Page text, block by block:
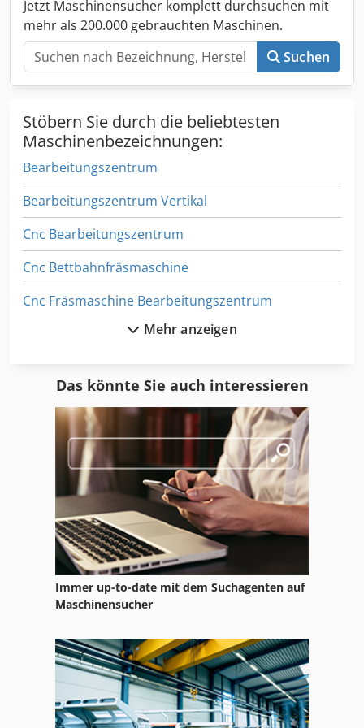
Der Lieferumfang ist nicht den Bildern sondern dem
Beschreibungstext zu entnehmen.
Jetzt Maschinensucher komplett durchsuchen mit
mehr als 200.000 gebrauchten Maschinen.
Suchen
Stöbern Sie durch die beliebtesten
Maschinenbezeichnungen:
Bearbeitungszentrum
Bearbeitungszentrum Vertikal
Cnc Bearbeitungszentrum
Cnc Bettbahnfräsmaschine
Cnc Fräsmaschine Bearbeitungszentrum
Cnc Werkzeugmaschinen
Palette 80 X 80
Paletten
Paletten 80 X 60
Paletten Nagelmaschine
Paletten Umreifungsmaschine
Palettenförderer
Palettenhaspel
Mehr anzeigen
Das könnte Sie auch interessieren
Immer up-to-date mit dem Suchagenten auf
Maschinensucher